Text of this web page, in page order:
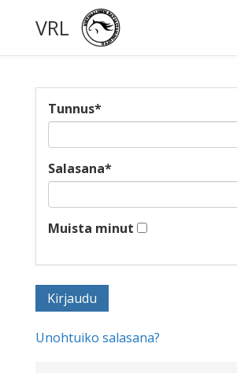
VRL
Tunnus*
Salasana*
Muista minut
Unohtuiko salasana?